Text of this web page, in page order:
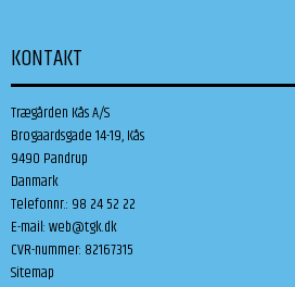
KONTAKT
Trægården Kås A/S
Brogaardsgade 14-19, Kås
9490 Pandrup
Danmark
Telefonnr.: 98 24 52 22
E-mail:web@tgk.dk
CVR-nummer: 82167315
Sitemap